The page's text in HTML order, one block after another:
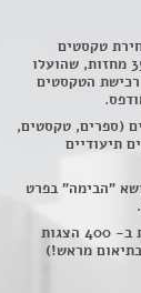
טקסטים
ומונולוגים (מתוך למעלה מ – 3500 מחזות, שהועלו
הטקסטים
(ספרים, טקסטים,
תיעודיים
"הבימה" בפרט
.
חדר הצפייה מרווח ובו ניתן לצפות ב- 400 הצגות
מראש!)